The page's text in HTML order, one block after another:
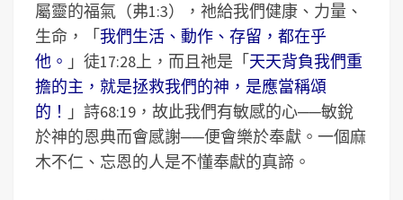
屬靈的福氣（弗1:3），祂給我們健康、力量、
生命，「我們生活、動作、存留，都在乎
他。 」徒17:28上，而且祂是「天天背負我們重
擔的主，就是拯救我們的神，是應當稱頌
的！ 」詩68:19，故此我們有敏感的心──敏銳
於神的恩典而會感謝──便會樂於奉獻。一個麻
木不仁、忘恩的人是不懂奉獻的真諦。